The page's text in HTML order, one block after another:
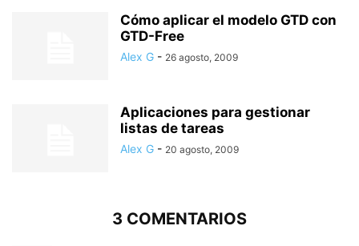
Cómo aplicar el modelo GTD con
GTD-Free
Alex G - 26 agosto, 2009
Aplicaciones para gestionar
listas de tareas
Alex G - 20 agosto, 2009
3 COMENTARIOS